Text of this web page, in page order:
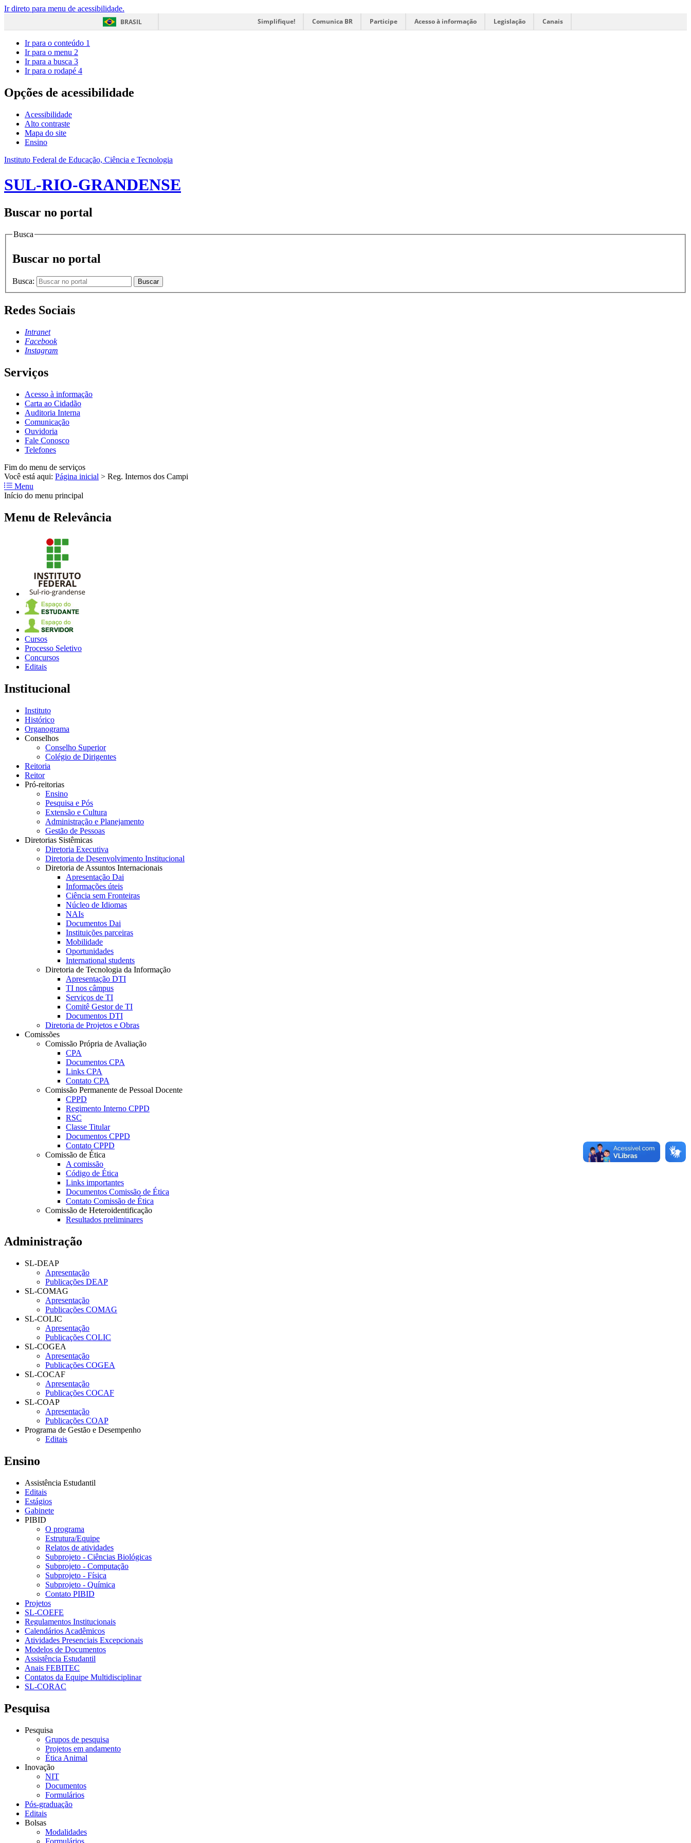
Ir direto para menu de acessibilidade.
BRASIL
Simplifique! Comunica BR Participe Acesso à informação Legislação Canais
Ir para o conteúdo 1
Ir para o menu 2
Ir para a busca 3
Ir para o rodapé 4
Opções de acessibilidade
Acessibilidade
Alto contraste
Mapa do site
Ensino
Instituto Federal de Educação, Ciência e Tecnologia
SUL-RIO-GRANDENSE
Buscar no portal
Busca
Buscar no portal
Busca: Buscar
Redes Sociais
Intranet
Facebook
Instagram
Serviços
Acesso à informação
Carta ao Cidadão
Auditoria Interna
Comunicação
Ouvidoria
Fale Conosco
Telefones
Fim do menu de serviços
Você está aqui: Página inicial > Reg. Internos dos Campi
Menu
Início do menu principal
Menu de Relevância
Cursos
Processo Seletivo
Concursos
Editais
Institucional
Instituto
Histórico
Organograma
Conselhos
Conselho Superior
Colégio de Dirigentes
Reitoria
Reitor
Pró-reitorias
Ensino
Pesquisa e Pós
Extensão e Cultura
Administração e Planejamento
Gestão de Pessoas
Diretorias Sistêmicas
Diretoria Executiva
Diretoria de Desenvolvimento Institucional
Diretoria de Assuntos Internacionais
Apresentação Dai
Informações úteis
Ciência sem Fronteiras
Núcleo de Idiomas
NAIs
Documentos Dai
Instituições parceiras
Mobilidade
Oportunidades
International students
Diretoria de Tecnologia da Informação
Apresentação DTI
TI nos câmpus
Serviços de TI
Comitê Gestor de TI
Documentos DTI
Diretoria de Projetos e Obras
Comissões
Comissão Própria de Avaliação
CPA
Documentos CPA
Links CPA
Contato CPA
Comissão Permanente de Pessoal Docente
CPPD
Regimento Interno CPPD
RSC
Classe Titular
Documentos CPPD
Contato CPPD
Comissão de Ética
A comissão
Código de Ética
Links importantes
Documentos Comissão de Ética
Contato Comissão de Ética
Comissão de Heteroidentificação
Resultados preliminares
Administração
SL-DEAP
Apresentação
Publicações DEAP
SL-COMAG
Apresentação
Publicações COMAG
SL-COLIC
Apresentação
Publicações COLIC
SL-COGEA
Apresentação
Publicações COGEA
SL-COCAF
Apresentação
Publicações COCAF
SL-COAP
Apresentação
Publicações COAP
Programa de Gestão e Desempenho
Editais
Ensino
Assistência Estudantil
Editais
Estágios
Gabinete
PIBID
O programa
Estrutura/Equipe
Relatos de atividades
Subprojeto - Ciências Biológicas
Subprojeto - Computação
Subprojeto - Física
Subprojeto - Química
Contato PIBID
Projetos
SL-COEFE
Regulamentos Institucionais
Calendários Acadêmicos
Atividades Presenciais Excepcionais
Modelos de Documentos
Assistência Estudantil
Anais FEBITEC
Contatos da Equipe Multidisciplinar
SL-CORAC
Pesquisa
Pesquisa
Grupos de pesquisa
Projetos em andamento
Ética Animal
Inovação
NIT
Documentos
Formulários
Pós-graduação
Editais
Bolsas
Modalidades
Formulários